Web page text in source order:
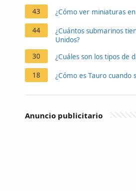
43
¿Cómo ver miniaturas
44
¿Cuántos submarinos
Unidos?
30
¿Cuáles son los tipos de
18 ¿Cómo es Tauro cuando
Anuncio publicitario